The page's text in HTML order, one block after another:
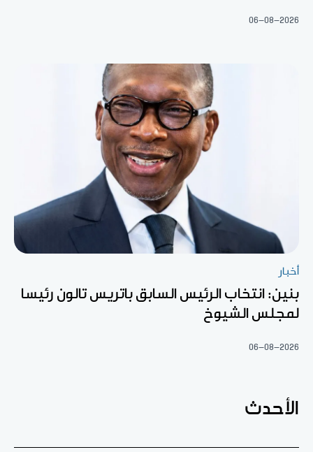
06-08-2026
أخبار
بنين: انتخاب الرئيس السابق باتريس تالون رئيسا
لمجلس الشيوخ
06-08-2026
الأحدث